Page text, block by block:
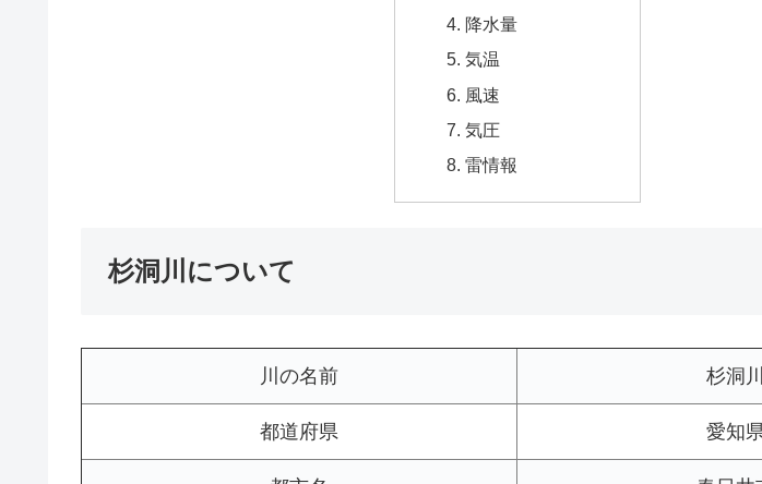
降水量
気温
風速
気圧
雷情報
杉洞川について
川の名前 杉洞川
都道府県 愛知